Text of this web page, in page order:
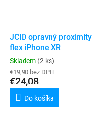
JCID opravný proximity
flex iPhone XR
Skladem (2 ks)
€19,90 bez DPH
€24,08
Do košíka